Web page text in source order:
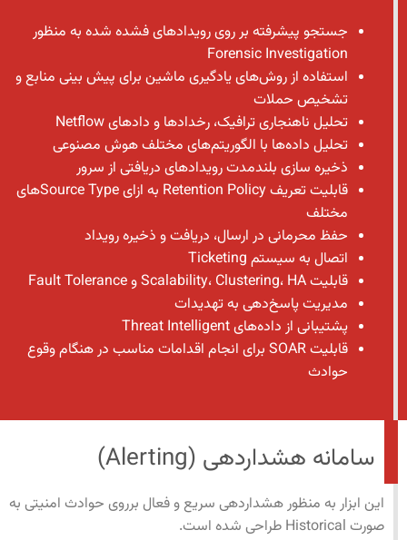
جستجو پیشرفته بر روی رویدادهای فشده شده به منظور
Forensic Investigation
استفاده از روش‌های یادگیری ماشین برای پیش بینی منابع و
تشخیص حملات
تحلیل ناهنجاری ترافیک، رخدادها و دادهای Netflow
تحلیل داده‌ها با الگوریتم‌های مختلف هوش مصنوعی
ذخیره سازی بلندمدت رویدادهای دریافتی از سرور
قابلیت تعریف Retention Policy به ازای Source Typeهای
مختلف
حفظ محرمانی در ارسال، دریافت و ذخیره رویداد
اتصال به سیستم Ticketing
قابلیت Scalability، Clustering، HA و Fault Tolerance
مدیریت پاسخ‌دهی به تهدیدات
پشتیبانی از داده‌های Threat Intelligent
قابلیت SOAR برای انجام اقدامات مناسب در هنگام وقوع
حوادث
سامانه هشداردهی (Alerting)
این ابزار به منظور هشداردهی سریع و فعال برروی حوادث امنیتی به
صورت Historical طراحی شده است.